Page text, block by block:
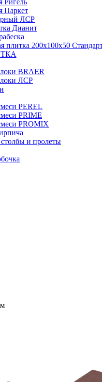
Ригель
Паркет
ЛСР
Дианит
плитка 200х100х50
BRAER
ЛСР
PEREL
PRIME
PROMIX
и пролеты